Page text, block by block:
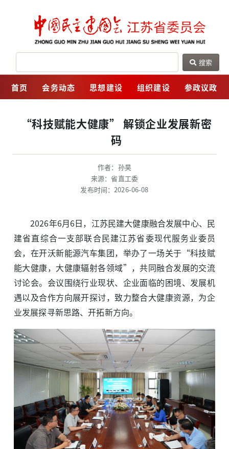
网
搜索
首页 会务动态 思想建设 组织建设 参政议政
“科技赋能大健康” 解锁企业发展新密
码
作者：孙昊
来源：省直工委
发布时间：2026-06-08
2026年6月6日，江苏民建大健康融合发展中心、民
建省直综合一支部联合民建江苏省委现代服务业委员
会，在开沃新能源汽车集团，举办了一场关于“科技赋
能大健康，大健康辐射各领域”，共同融合发展的交流
讨论会。会议围绕行业现状、企业面临的困境、发展机
遇以及合作方向展开探讨，致力整合大健康资源，为企
业发展探寻新思路、开拓新方向。